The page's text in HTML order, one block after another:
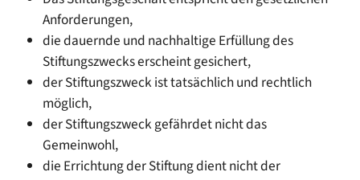
Anforderungen,
die dauernde und nachhaltige Erfüllung des
Stiftungszwecks erscheint gesichert,
der Stiftungszweck ist tatsächlich und rechtlich
möglich,
der Stiftungszweck gefährdet nicht das
Gemeinwohl,
die Errichtung der Stiftung dient nicht der